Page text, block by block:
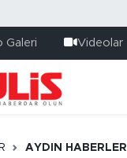
Galeri Videolar
AYDIN HABERLERI